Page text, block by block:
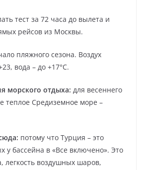
тест за 72 часа до вылета и
рейсов из Москвы.
пляжного сезона. Воздух
вода – до +17°С.
морского отдыха: для весеннего
теплое Средиземное море –
потому что Турция – это
у бассейна в «Все включено». Это
легкость воздушных шаров,